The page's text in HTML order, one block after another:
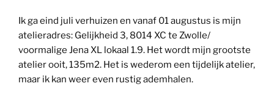
Ik ga eind juli verhuizen en vanaf 01 augustus is mijn
atelieradres: Gelijkheid 3, 8014 XC te Zwolle/
voormalige Jena XL lokaal 1.9. Het wordt mijn grootste
atelier ooit, 135m2. Het is wederom een tijdelijk atelier,
maar ik kan weer even rustig ademhalen.